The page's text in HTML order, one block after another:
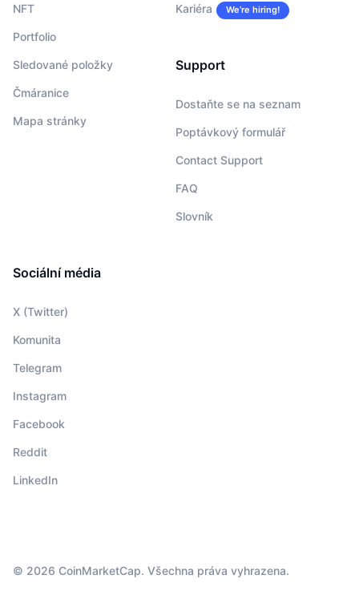
NFT
Portfolio
Sledované položky
Čmáranice
Mapa stránky
Kariéra We’re hiring!
Support
Dostaňte se na seznam
Poptávkový formulář
Contact Support
FAQ
Slovník
Sociální média
X (Twitter)
Komunita
Telegram
Instagram
Facebook
Reddit
LinkedIn
© 2026 CoinMarketCap. Všechna práva vyhrazena.